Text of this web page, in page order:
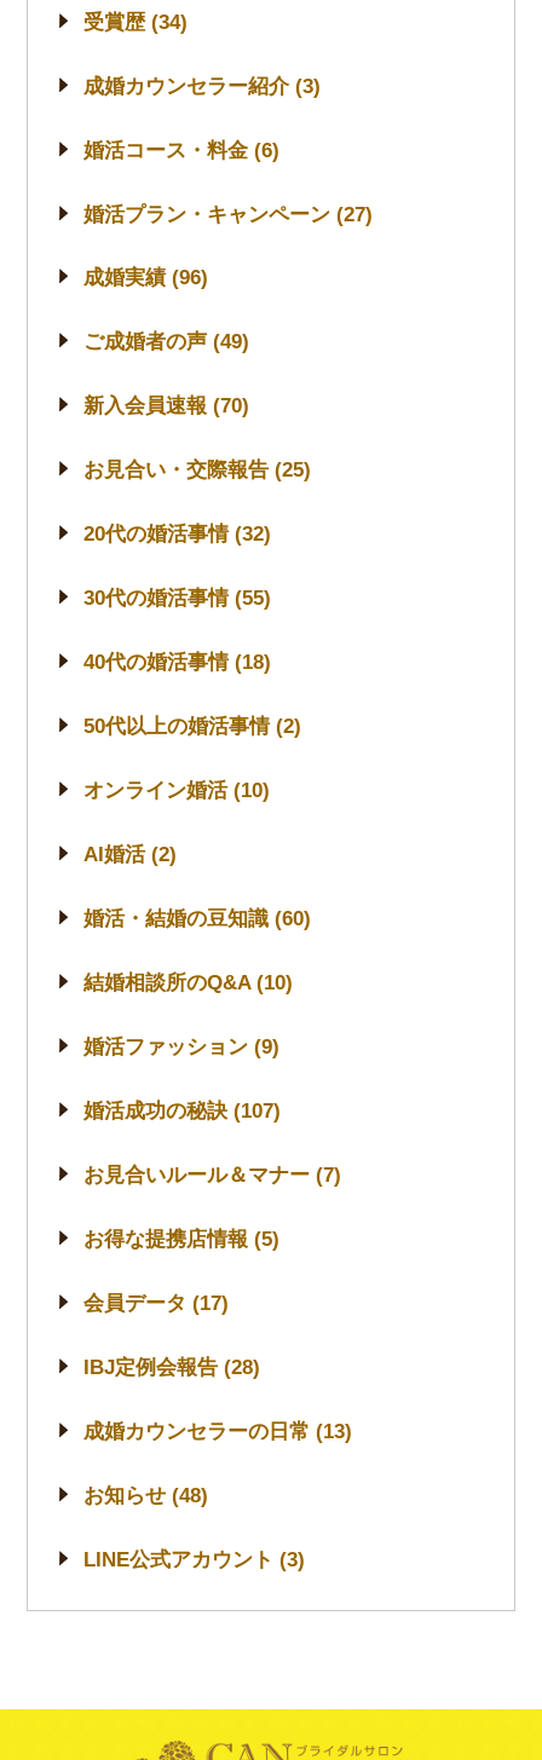
受賞歴 (34)
成婚カウンセラー紹介 (3)
婚活コース・料金 (6)
婚活プラン・キャンペーン (27)
成婚実績 (96)
ご成婚者の声 (49)
新入会員速報 (70)
お見合い・交際報告 (25)
20代の婚活事情 (32)
30代の婚活事情 (55)
40代の婚活事情 (18)
50代以上の婚活事情 (2)
オンライン婚活 (10)
AI婚活 (2)
婚活・結婚の豆知識 (60)
結婚相談所のQ&A (10)
婚活ファッション (9)
婚活成功の秘訣 (107)
お見合いルール＆マナー (7)
お得な提携店情報 (5)
会員データ (17)
IBJ定例会報告 (28)
成婚カウンセラーの日常 (13)
お知らせ (48)
LINE公式アカウント (3)